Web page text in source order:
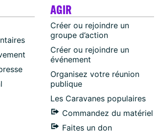
AGIR
Créer ou rejoindre un
groupe d’action
Créer ou rejoindre un
événement
Organisez votre réunion
publique
Les Caravanes populaires
Commandez du matériel
Faites un don